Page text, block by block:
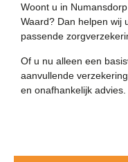
Woont u in
Waard? Dan helpen wij
passende
Of u nu alleen een
aanvullende
en onafhankelijk advies.